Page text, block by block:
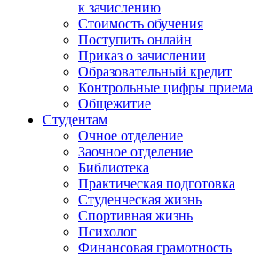
к зачислению
Стоимость обучения
Поступить онлайн
Приказ о зачислении
Образовательный кредит
Контрольные цифры приема
Общежитие
Студентам
Очное отделение
Заочное отделение
Библиотека
Практическая подготовка
Студенческая жизнь
Спортивная жизнь
Психолог
Финансовая грамотность